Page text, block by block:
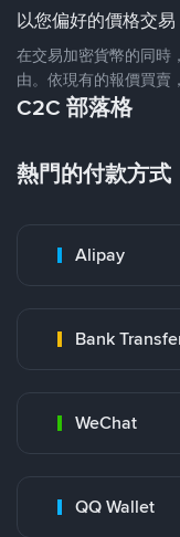
以您偏好的價格交易
在交易加密貨幣的同時
由。依現有的報價買賣
C2C 部落格
熱門的付款方式
Alipay
Bank
WeChat
QQ Wallet